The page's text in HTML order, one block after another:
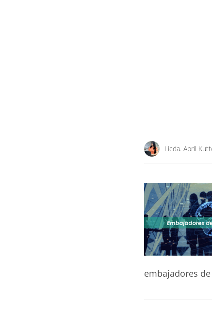
Licda. Abril
embajadores